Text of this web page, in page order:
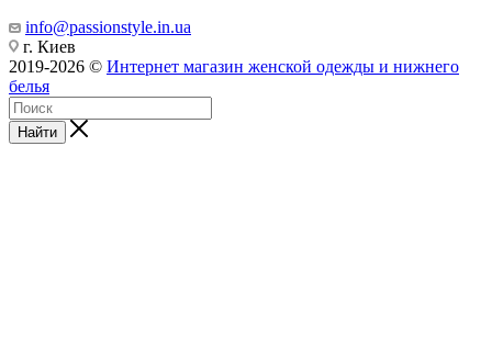
info@passionstyle.in.ua
г. Киев
2019-2026 © Интернет магазин женской одежды и нижнего
белья
Найти